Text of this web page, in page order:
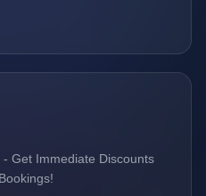
Get Immediate Discounts